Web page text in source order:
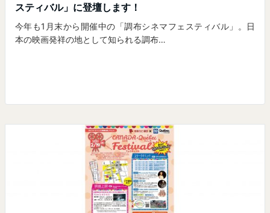
スティバル」に登壇します！
今年も1月末から開催中の「調布シネマフェスティバル」。日
本の映画発祥の地として知られる調布…